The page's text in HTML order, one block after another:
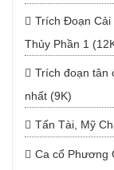
Trích Đoạn Cải
Thủy Phần 1
Trích đoạn tân
nhất (9K)
Tấn Tài, Mỹ
Ca cổ Phương